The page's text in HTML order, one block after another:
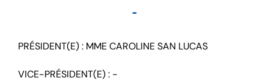
-
PRÉSIDENT(E) : MME CAROLINE SAN LUCAS
VICE-PRÉSIDENT(E) : -